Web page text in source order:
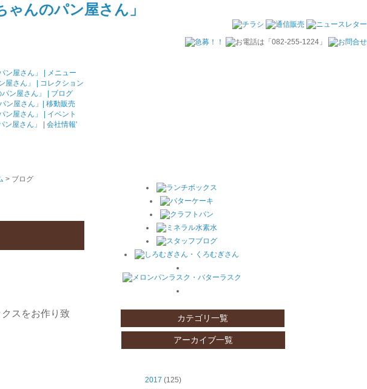
ン屋さん」 | メニュー
屋さん」 | コレクション
ン屋さん」 | ブログ
ン屋さん」| 移動販売
ン屋さん」 | イベント
ン屋さん」 | 会社情報'
> ブログ
スをお作り致
カテゴリ一覧
アーカイブ一覧
2017 (125)